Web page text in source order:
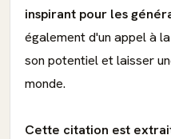
inspirant pour les
également d'un appel à
son potentiel et laisser
monde.
Cette citation est